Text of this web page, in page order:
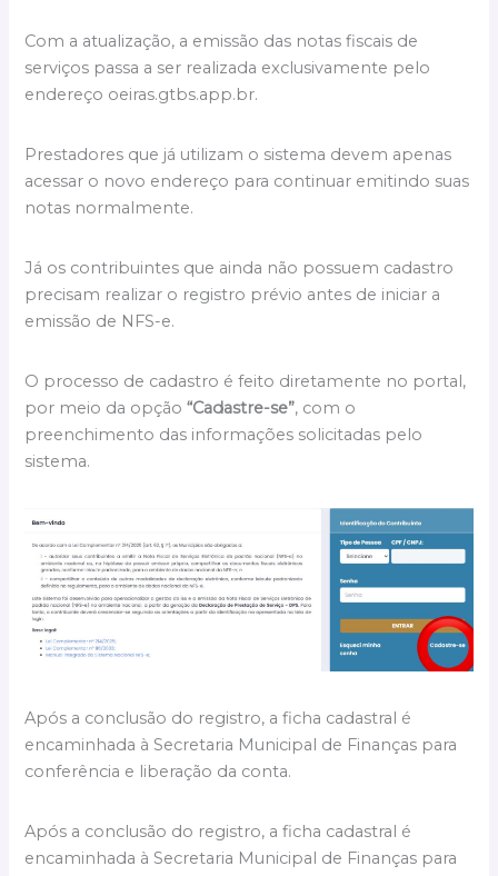
Com a atualização, a emissão das notas fiscais de
serviços passa a ser realizada exclusivamente pelo
endereço oeiras.gtbs.app.br.
Prestadores que já utilizam o sistema devem apenas
acessar o novo endereço para continuar emitindo suas
notas normalmente.
Já os contribuintes que ainda não possuem cadastro
precisam realizar o registro prévio antes de iniciar a
emissão de NFS-e.
O processo de cadastro é feito diretamente no portal,
por meio da opção“Cadastre-se”, com o
preenchimento das informações solicitadas pelo
sistema.
Após a conclusão do registro, a ficha cadastral é
encaminhada à Secretaria Municipal de Finanças para
conferência e liberação da conta.
Após a conclusão do registro, a ficha cadastral é
encaminhada à Secretaria Municipal de Finanças para